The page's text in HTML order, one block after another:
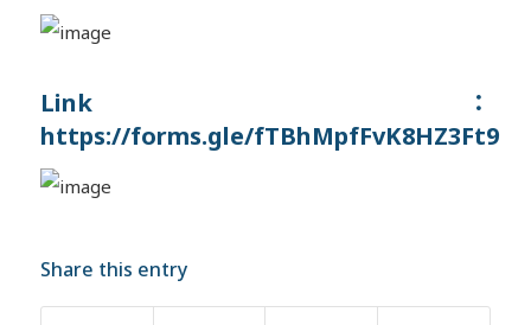
Link：
https://forms.gle/fTBhMpfFvK8HZ3Ft9
Share this entry